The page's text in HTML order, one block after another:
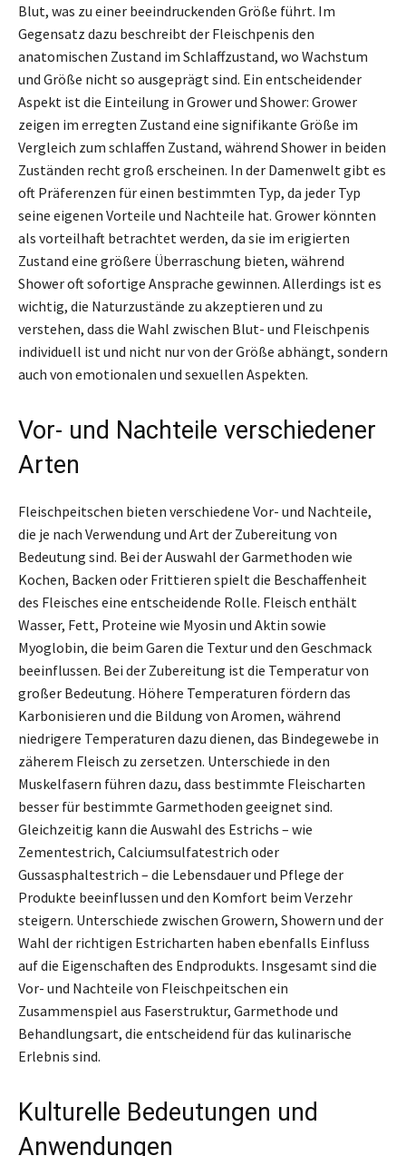
Blut, was zu einer beeindruckenden Größe führt. Im
Gegensatz dazu beschreibt der Fleischpenis den
anatomischen Zustand im Schlaffzustand, wo Wachstum
und Größe nicht so ausgeprägt sind. Ein entscheidender
Aspekt ist die Einteilung in Grower und Shower: Grower
zeigen im erregten Zustand eine signifikante Größe im
Vergleich zum schlaffen Zustand, während Shower in beiden
Zuständen recht groß erscheinen. In der Damenwelt gibt es
oft Präferenzen für einen bestimmten Typ, da jeder Typ
seine eigenen Vorteile und Nachteile hat. Grower könnten
als vorteilhaft betrachtet werden, da sie im erigierten
Zustand eine größere Überraschung bieten, während
Shower oft sofortige Ansprache gewinnen. Allerdings ist es
wichtig, die Naturzustände zu akzeptieren und zu
verstehen, dass die Wahl zwischen Blut- und Fleischpenis
individuell ist und nicht nur von der Größe abhängt, sondern
auch von emotionalen und sexuellen Aspekten.
Vor- und Nachteile verschiedener
Arten
Fleischpeitschen bieten verschiedene Vor- und Nachteile,
die je nach Verwendung und Art der Zubereitung von
Bedeutung sind. Bei der Auswahl der Garmethoden wie
Kochen, Backen oder Frittieren spielt die Beschaffenheit
des Fleisches eine entscheidende Rolle. Fleisch enthält
Wasser, Fett, Proteine wie Myosin und Aktin sowie
Myoglobin, die beim Garen die Textur und den Geschmack
beeinflussen. Bei der Zubereitung ist die Temperatur von
großer Bedeutung. Höhere Temperaturen fördern das
Karbonisieren und die Bildung von Aromen, während
niedrigere Temperaturen dazu dienen, das Bindegewebe in
zäherem Fleisch zu zersetzen. Unterschiede in den
Muskelfasern führen dazu, dass bestimmte Fleischarten
besser für bestimmte Garmethoden geeignet sind.
Gleichzeitig kann die Auswahl des Estrichs – wie
Zementestrich, Calciumsulfatestrich oder
Gussasphaltestrich – die Lebensdauer und Pflege der
Produkte beeinflussen und den Komfort beim Verzehr
steigern. Unterschiede zwischen Growern, Showern und der
Wahl der richtigen Estricharten haben ebenfalls Einfluss
auf die Eigenschaften des Endprodukts. Insgesamt sind die
Vor- und Nachteile von Fleischpeitschen ein
Zusammenspiel aus Faserstruktur, Garmethode und
Behandlungsart, die entscheidend für das kulinarische
Erlebnis sind.
Kulturelle Bedeutungen und
Anwendungen